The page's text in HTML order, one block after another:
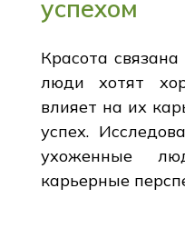
успехом
Красота
люди хотят
влияет на их
успех.
ухоженные
карьерные